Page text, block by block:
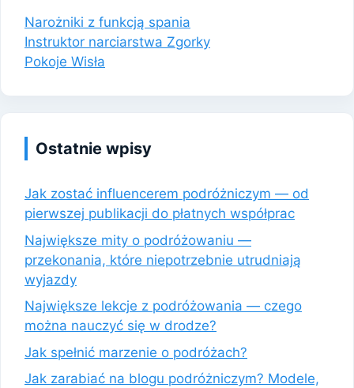
Narożniki z funkcją spania
Instruktor narciarstwa Zgorky
Pokoje Wisła
Ostatnie wpisy
Jak zostać influencerem podróżniczym — od
pierwszej publikacji do płatnych współprac
Największe mity o podróżowaniu —
przekonania, które niepotrzebnie utrudniają
wyjazdy
Największe lekcje z podróżowania — czego
można nauczyć się w drodze?
Jak spełnić marzenie o podróżach?
Jak zarabiać na blogu podróżniczym? Modele,